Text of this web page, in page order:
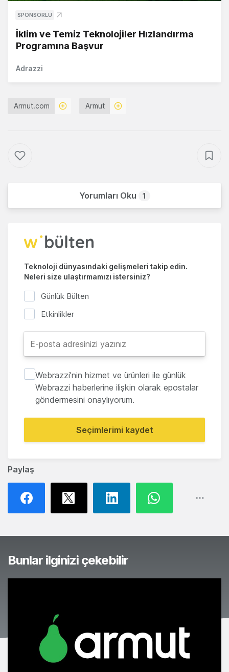
Paylaş
SPONSORLU
İklim ve Temiz Teknolojiler Hızlandırma
Programına Başvur
Adrazzi
Armut.com Armut
Yorumları Oku 1
Teknoloji dünyasındaki gelişmeleri takip edin.
Neleri size ulaştırmamızı istersiniz?
Günlük Bülten
Etkinlikler
Webrazzi'nin hizmet ve ürünleri ile günlük
Webrazzi haberlerine ilişkin olarak epostalar
göndermesini onaylıyorum.
Seçimlerimi kaydet
Bunlar ilginizi çekebilir